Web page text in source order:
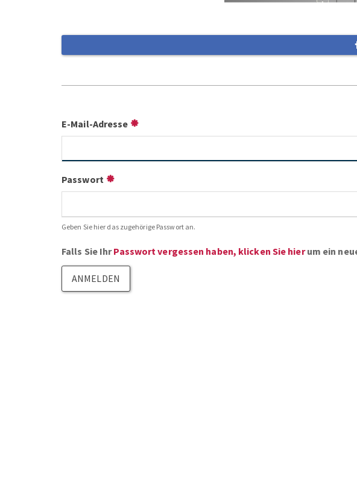
E-Mail-Adresse
Passwort
Geben Sie hier das zugehörige Passwort an.
Falls Sie IhrPasswort vergessen haben, klicken Sie hierum ein
ANMELDEN